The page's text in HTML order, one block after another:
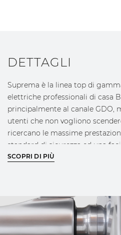
DETTAGLI
Suprema è la linea top di
elettriche professionali di casa
principalmente al canale GDO,
utenti che non vogliono
ricercano le massime
standard di sicurezza ed una
nella categoria a tutto beneficio
per offrire le massime
sotto ogni punto di vista unendo
riconoscibile in tutte le nostre
SCOPRI DI PIÙ